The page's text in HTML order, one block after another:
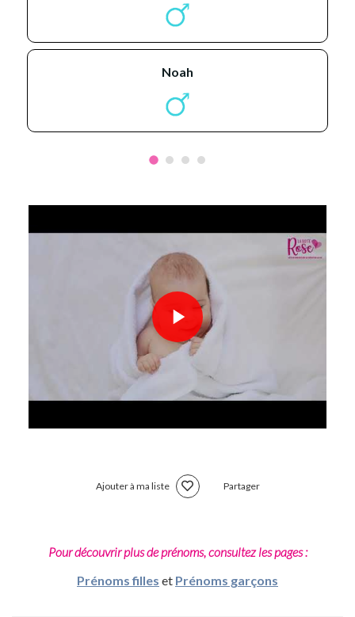
noah
Ajouter à ma liste Partager
Pour découvrir plus de prénoms, consultez les pages :
Prénoms filles et Prénoms garçons